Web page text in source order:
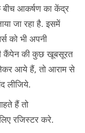
बीच आकर्षण का केंद्र
जा रहा है. इसमें
को भी अपनी
कैंपेन की कुछ खूबसूरत
आये हैं, तो आराम से
लीजिये.
हैं तो
रजिस्टर करे.